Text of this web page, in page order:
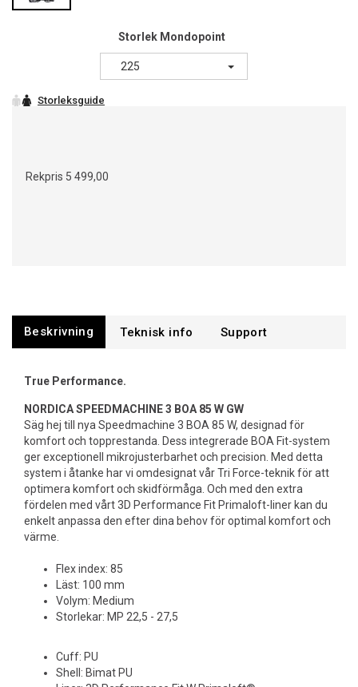
Storlek Mondopoint
225
Rekpris 5 499,00
Beskrivning Support
True Performance.
NORDICA SPEEDMACHINE 3 BOA 85 W GW
Säg hej till nya Speedmachine 3 BOA 85 W, designad för
komfort och topprestanda. Dess integrerade BOA Fit-system
ger exceptionell mikrojusterbarhet och precision. Med detta
system i åtanke har vi omdesignat vår Tri Force-teknik för att
optimera komfort och skidförmåga. Och med den extra
fördelen med vårt 3D Performance Fit Primaloft-liner kan du
enkelt anpassa den efter dina behov för optimal komfort och
värme.
Flex index: 85
Läst: 100 mm
Volym: Medium
Storlekar: MP 22,5 - 27,5
Cuff: PU
Shell: Bimat PU